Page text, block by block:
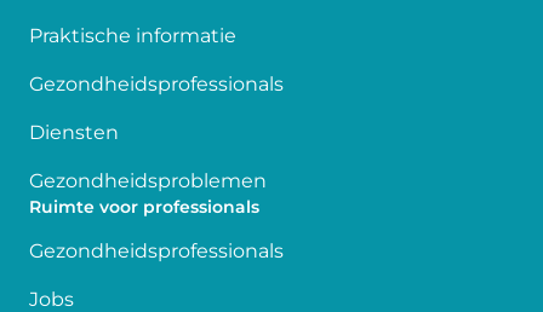
Praktische informatie
Gezondheidsprofessionals
Diensten
Gezondheidsproblemen
Ruimte voor professionals
Gezondheidsprofessionals
Jobs